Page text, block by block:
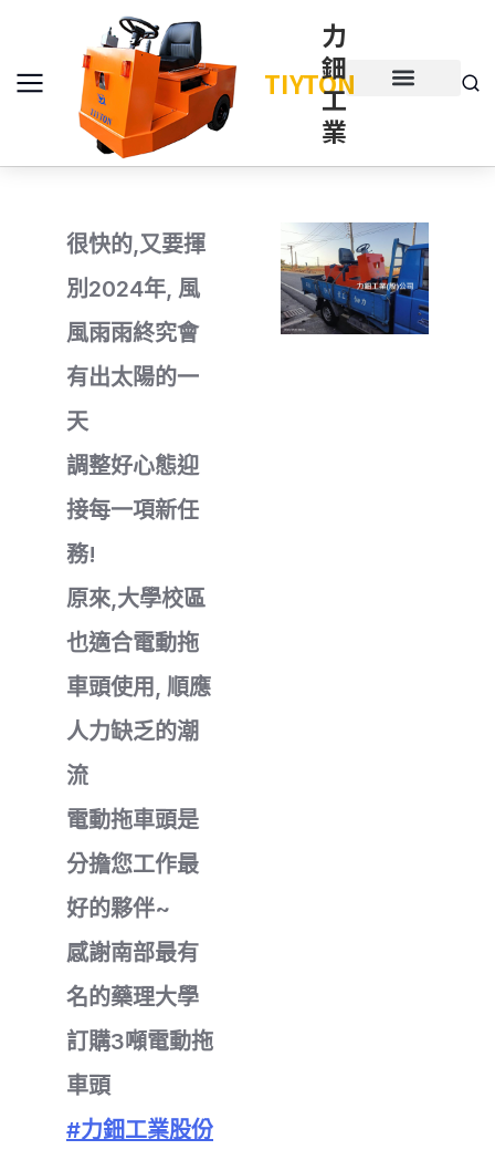
TIYTON
力
鈿
工
業
很快的,又要揮
別2024年, 風
風雨雨終究會
有出太陽的一
天
調整好心態迎
接每一項新任
務!
原來,大學校區
也適合電動拖
車頭使用, 順應
人力缺乏的潮
流
電動拖車頭是
分擔您工作最
好的夥伴~
感謝南部最有
名的藥理大學
訂購3噸電動拖
車頭
#力鈿工業股份